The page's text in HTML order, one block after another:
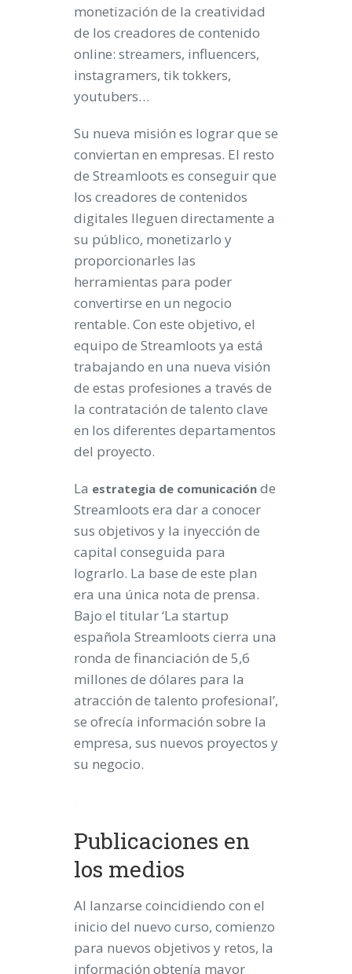
monetización de la creatividad
de los creadores de contenido
online: streamers, influencers,
instagramers, tik tokkers,
youtubers…
Su nueva misión es lograr que se
conviertan en empresas. El resto
de Streamloots es conseguir que
los creadores de contenidos
digitales lleguen directamente a
su público, monetizarlo y
proporcionarles las
herramientas para poder
convertirse en un negocio
rentable. Con este objetivo, el
equipo de Streamloots ya está
trabajando en una nueva visión
de estas profesiones a través de
la contratación de talento clave
en los diferentes departamentos
del proyecto.
La estrategia de comunicación de
Streamloots era dar a conocer
sus objetivos y la inyección de
capital conseguida para
lograrlo. La base de este plan
era una única nota de prensa.
Bajo el titular ‘La startup
española Streamloots cierra una
ronda de financiación de 5,6
millones de dólares para la
atracción de talento profesional’,
se ofrecía información sobre la
empresa, sus nuevos proyectos y
su negocio.
Publicaciones en
los medios
Al lanzarse coincidiendo con el
inicio del nuevo curso, comienzo
para nuevos objetivos y retos, la
información obtenía mayor